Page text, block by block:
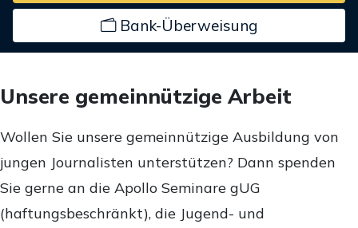
Bank-Überweisung
Unsere gemeinnützige Arbeit
Wollen Sie unsere gemeinnützige Ausbildung von
jungen Journalisten unterstützen? Dann spenden
Sie gerne an die Apollo Seminare gUG
(haftungsbeschränkt), die Jugend- und